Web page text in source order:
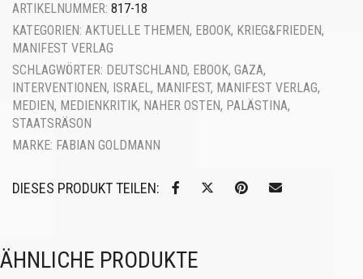
ARTIKELNUMMER: 817-18
KATEGORIEN: AKTUELLE THEMEN, EBOOK, KRIEG&FRIEDEN,
MANIFEST VERLAG
SCHLAGWÖRTER: DEUTSCHLAND, EBOOK, GAZA,
INTERVENTIONEN, ISRAEL, MANIFEST, MANIFEST VERLAG,
MEDIEN, MEDIENKRITIK, NAHER OSTEN, PALÄSTINA,
STAATSRÄSON
MARKE: FABIAN GOLDMANN
DIESES PRODUKT TEILEN:
ÄHNLICHE PRODUKTE